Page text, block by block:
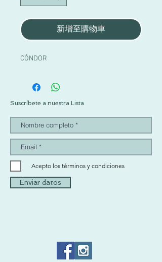
新增至購物車
CÓNDOR
Suscríbete a nuestra Lista
Acepto los términos y condiciones
Enviar datos